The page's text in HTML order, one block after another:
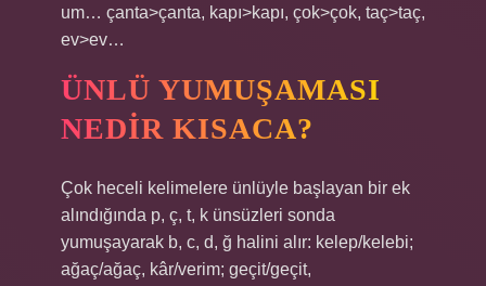
um… çanta>çanta, kapı>kapı, çok>çok, taç>taç,
ev>ev…
ÜNLÜ YUMUŞAMASI
NEDIR KISACA?
Çok heceli kelimelere ünlüyle başlayan bir ek
alındığında p, ç, t, k ünsüzleri sonda
yumuşayarak b, c, d, ğ halini alır: kelep/kelebi;
ağaç/ağaç, kâr/verim; geçit/geçit,